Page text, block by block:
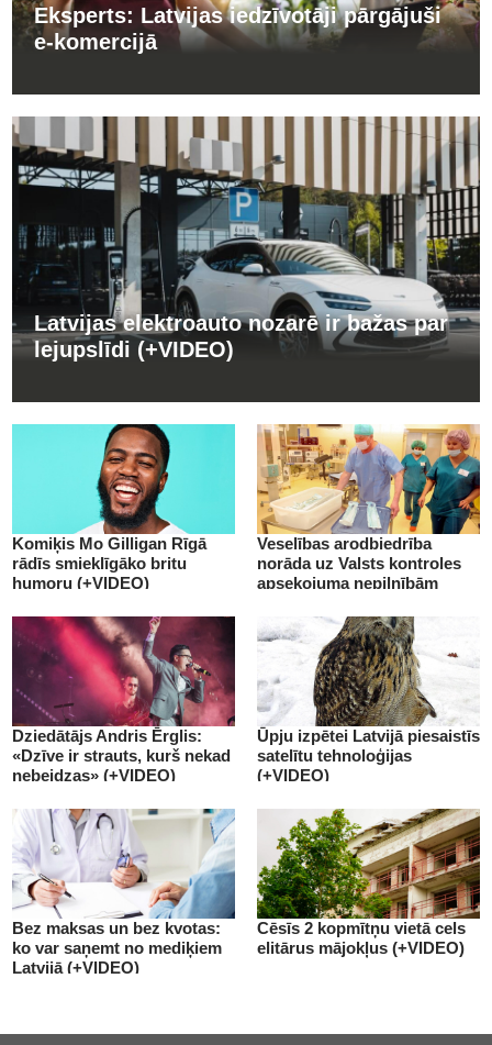
Eksperts: Latvijas iedzīvotāji pārgājuši
e-komercijā
Latvijas elektroauto nozarē ir bažas par
lejupslīdi (+VIDEO)
Komiķis Mo Gilligan Rīgā
rādīs smieklīgāko britu
humoru (+VIDEO)
Veselības arodbiedrība
norāda uz Valsts kontroles
apsekojuma nepilnībām
Dziedātājs Andris Ērglis:
«Dzīve ir strauts, kurš nekad
nebeidzas» (+VIDEO)
Ūpju izpētei Latvijā piesaistīs
satelītu tehnoloģijas
(+VIDEO)
Bez maksas un bez kvotas:
ko var saņemt no mediķiem
Latvijā (+VIDEO)
Cēsīs 2 kopmītņu vietā cels
elitārus mājokļus (+VIDEO)